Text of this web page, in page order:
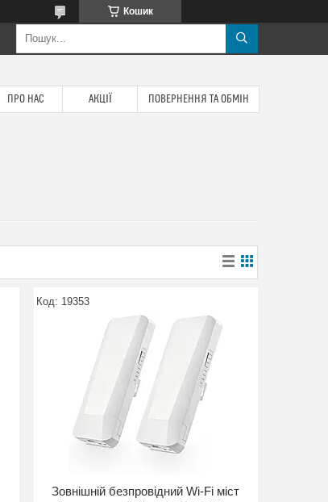
Кошик
ПРО НАС АКЦІЇ ПОВЕРНЕННЯ ТА ОБМІН
19353
Зовнішній безпровідний Wi-Fi міст